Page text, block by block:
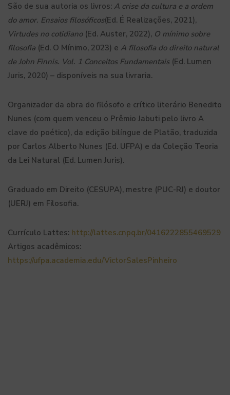
São de sua autoria os livros: A crise da cultura e a ordem
do amor. Ensaios filosóficos(Ed. É Realizações, 2021),
Virtudes no cotidiano(Ed. Auster, 2022), O mínimo sobre
filosofia (Ed. O Mínimo, 2023) e A filosofia do direito natural
de John Finnis. Vol. 1 Conceitos Fundamentais(Ed. Lumen
Juris, 2020) – disponíveis na sua livraria.
Organizador da obra do filósofo e crítico literário Benedito
Nunes (com quem venceu o Prêmio Jabuti pelo livro A
clave do poético), da edição bilíngue de Platão, traduzida
por Carlos Alberto Nunes (Ed. UFPA) e da Coleção Teoria
da Lei Natural (Ed. Lumen Juris).
Graduado em Direito (CESUPA), mestre (PUC-RJ) e doutor
(UERJ) em Filosofia.
Currículo Lattes: http://lattes.cnpq.br/0416222855469529
Artigos acadêmicos:
https://ufpa.academia.edu/VictorSalesPinheiro